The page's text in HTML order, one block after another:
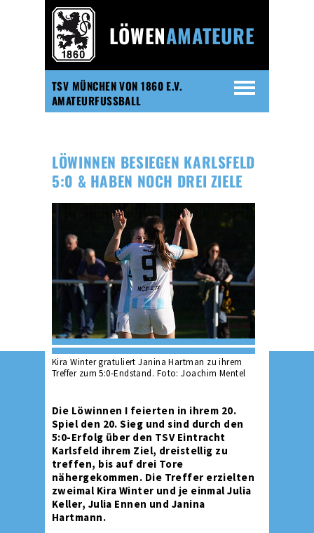
TSV MÜNCHEN VON 1860 E.V.
AMATEURFUSSBALL
LÖWENAMATEURE
LÖWINNEN BESIEGEN KARLSFELD
5:0 & HABEN NOCH DREI ZIELE
Kira Winter gratuliert Janina Hartman zu ihrem
Treffer zum 5:0-Endstand. Foto: Joachim Mentel
Die Löwinnen I feierten in ihrem 20.
Spiel den 20. Sieg und sind durch den
5:0-Erfolg über den TSV Eintracht
Karlsfeld ihrem Ziel, dreistellig zu
treffen, bis auf drei Tore
nähergekommen. Die Treffer erzielten
zweimal Kira Winter und je einmal Julia
Keller, Julia Ennen und Janina
Hartmann.